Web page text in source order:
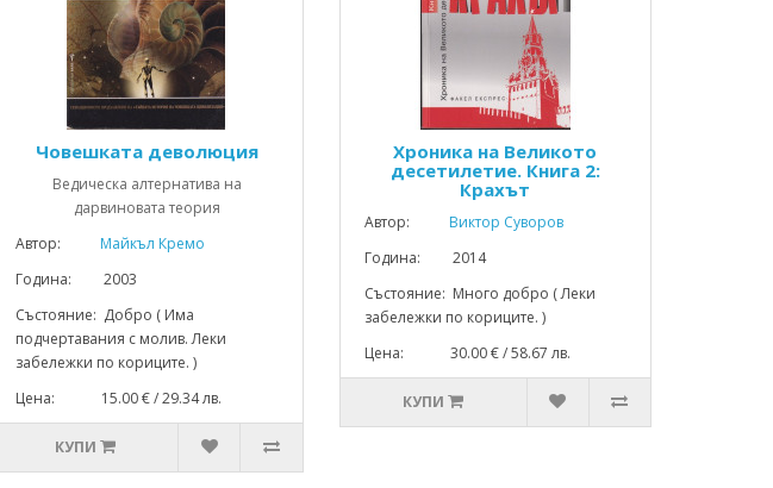
Човешката деволюция
Ведическа алтернатива на
дарвиновата теория
Автор:
Майкъл Кремо
Година: 2003
Състояние: Добро ( Има
подчертавания с молив. Леки
забележки по кориците. )
Цена: 15.00 € / 29.34 лв.
КУПИ
Хроника на Великото
десетилетие. Книга 2:
Крахът
Автор:
Виктор Суворов
Година: 2014
Състояние: Много добро ( Леки
забележки по кориците. )
Цена: 30.00 € / 58.67 лв.
КУПИ